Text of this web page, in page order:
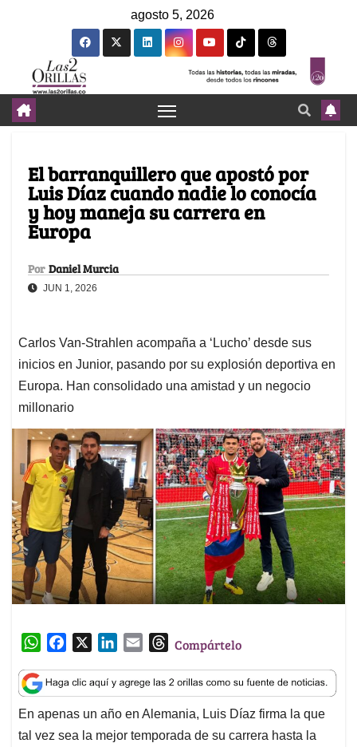
agosto 5, 2026
El barranquillero que apostó por
Luis Díaz cuando nadie lo conocía
y hoy maneja su carrera en
Europa
Por Daniel Murcia
JUN 1, 2026
Carlos Van-Strahlen acompaña a ‘Lucho’ desde sus
inicios en Junior, pasando por su explosión deportiva en
Europa. Han consolidado una amistad y un negocio
millonario
W
a
t
s
A
c
e
b
o
n
k
e
d
a
i
l
T
r
e
a
d
Compártelo
En apenas un año en Alemania, Luis Díaz firma la que
tal vez sea la mejor temporada de su carrera hasta la